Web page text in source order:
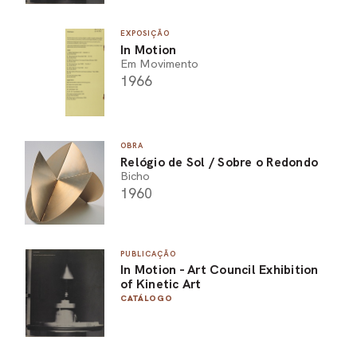
EXPOSIÇÃO
In Motion
Em Movimento
1966
OBRA
Relógio de Sol / Sobre o Redondo
Bicho
1960
PUBLICAÇÃO
In Motion - Art Council Exhibition
of Kinetic Art
CATÁLOGO